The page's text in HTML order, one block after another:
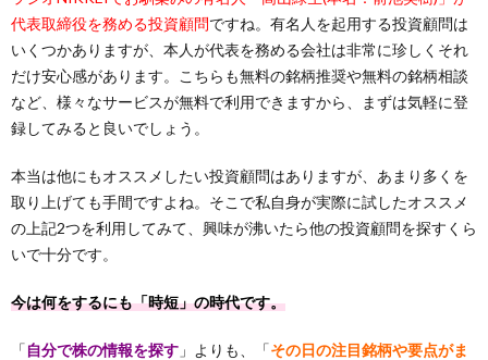
代表取締役を務める投資顧問ですね。有名人を起用する投資顧問は
いくつかありますが、本人が代表を務める会社は非常に珍しくそれ
だけ安心感があります。こちらも無料の銘柄推奨や無料の銘柄相談
など、様々なサービスが無料で利用できますから、まずは気軽に登
録してみると良いでしょう。
本当は他にもオススメしたい投資顧問はありますが、あまり多くを
取り上げても手間ですよね。そこで私自身が実際に試したオススメ
の上記2つを利用してみて、興味が沸いたら他の投資顧問を探すくら
いで十分です。
今は何をするにも「時短」の時代です。
「自分で株の情報を探す 」よりも、「その日の注目銘柄や要点がま